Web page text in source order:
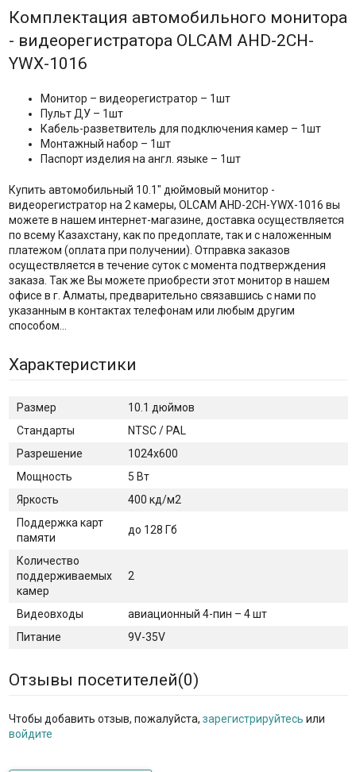
Комплектация автомобильного монитора
- видеорегистратора OLCAM AHD-2CH-
YWX-1016
Монитор – видеорегистратор – 1шт
Пульт ДУ – 1шт
Кабель-разветвитель для подключения камер – 1шт
Монтажный набор – 1шт
Паспорт изделия на англ. языке – 1шт
Купить автомобильный 10.1" дюймовый монитор -
видеорегистратор на 2 камеры, OLCAM AHD-2CH-YWX-1016 вы
можете в нашем интернет-магазине, доставка осуществляется
по всему Казахстану, как по предоплате, так и с наложенным
платежом (оплата при получении). Отправка заказов
осуществляется в течение суток с момента подтверждения
заказа. Так же Вы можете приобрести этот монитор в нашем
офисе в г. Алматы, предварительно связавшись с нами по
указанным в контактах телефонам или любым другим
способом…
Характеристики
Размер
10.1 дюймов
Стандарты
NTSC / PAL
Разрешение
1024x600
Мощность
5 Вт
Яркость
400 кд/м2
Поддержка карт
памяти
до 128 Гб
Количество
поддерживаемых
камер
2
Видеовходы
авиационный 4-пин – 4 шт
Питание
9V-35V
Отзывы посетителей(0)
Чтобы добавить отзыв, пожалуйста, зарегистрируйтесь или
войдите